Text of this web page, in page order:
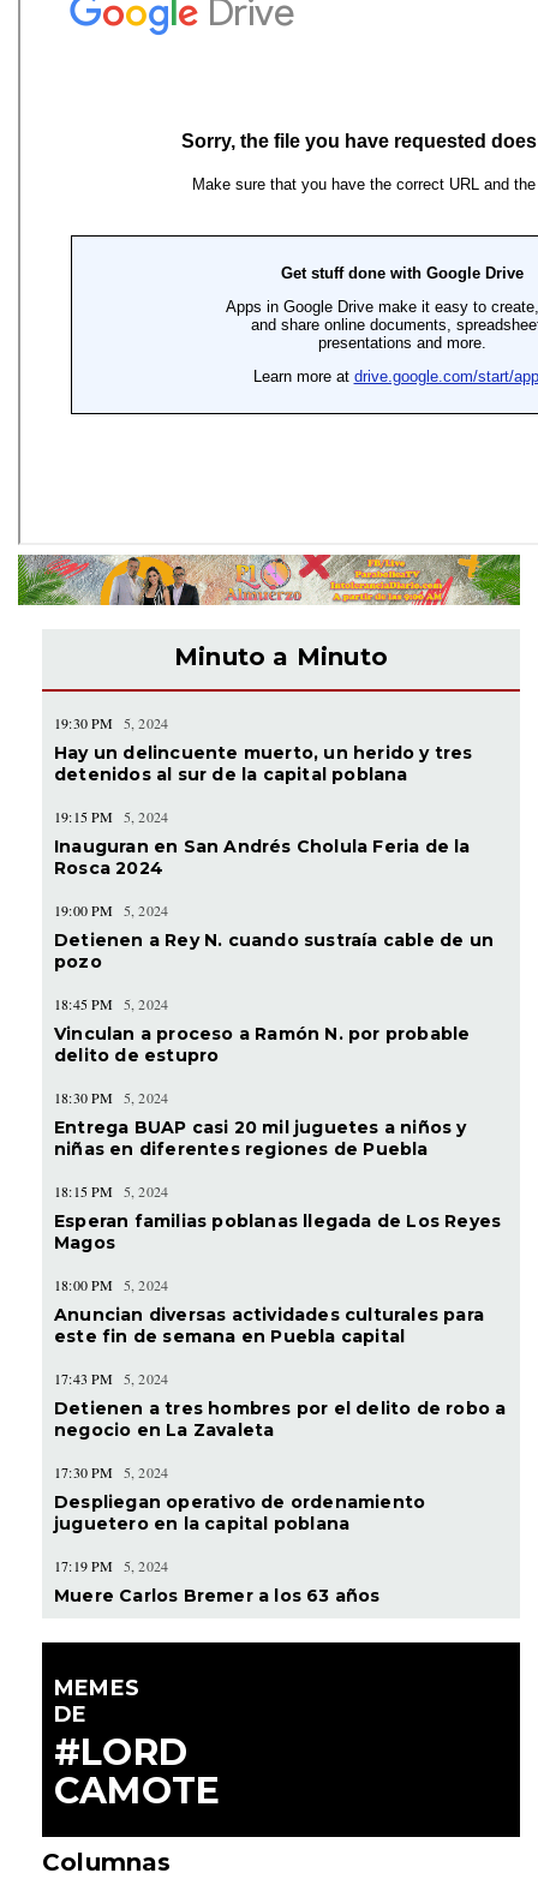
Minuto a Minuto
19:30 PM 5, 2024
Hay un delincuente muerto, un herido y tres
detenidos al sur de la capital poblana
19:15 PM 5, 2024
Inauguran en San Andrés Cholula Feria de la
Rosca 2024
19:00 PM 5, 2024
Detienen a Rey N. cuando sustraía cable de un
pozo
18:45 PM 5, 2024
Vinculan a proceso a Ramón N. por probable
delito de estupro
18:30 PM 5, 2024
Entrega BUAP casi 20 mil juguetes a niños y
niñas en diferentes regiones de Puebla
18:15 PM 5, 2024
Esperan familias poblanas llegada de Los Reyes
Magos
18:00 PM 5, 2024
Anuncian diversas actividades culturales para
este fin de semana en Puebla capital
17:43 PM 5, 2024
Detienen a tres hombres por el delito de robo a
negocio en La Zavaleta
17:30 PM 5, 2024
Despliegan operativo de ordenamiento
juguetero en la capital poblana
17:19 PM 5, 2024
Muere Carlos Bremer a los 63 años
MEMES
DE
#LORD
CAMOTE
Columnas